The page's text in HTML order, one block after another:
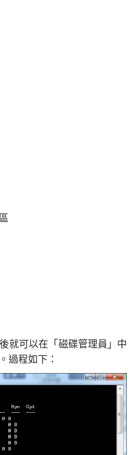
就可以在「磁碟管理員」中
過程如下：